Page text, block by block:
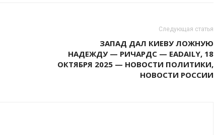
Следующая статья
ЗАПАД ДАЛ КИЕВУ ЛОЖНУЮ
НАДЕЖДУ — РИЧАРДС — EADAILY, 18
ОКТЯБРЯ 2025 — НОВОСТИ ПОЛИТИКИ,
НОВОСТИ РОССИИ